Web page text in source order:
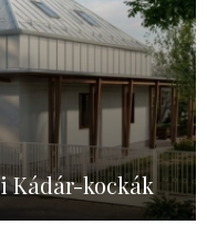
Kádár-kockák